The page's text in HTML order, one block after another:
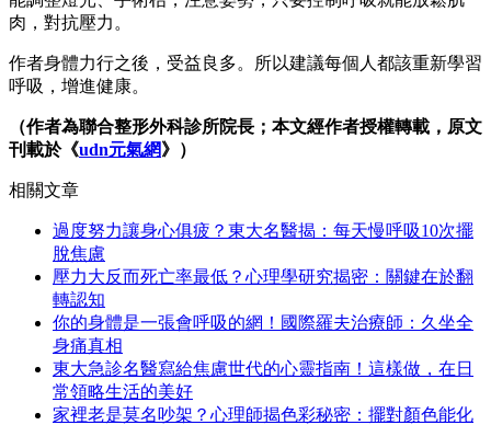
肉，對抗壓力。
作者身體力行之後，受益良多。所以建議每個人都該重新學習
呼吸，增進健康。
（作者為聯合整形外科診所院長；本文經作者授權轉載，原文
刊載於《udn元氣網》 ）
相關文章
過度努力讓身心俱疲？東大名醫揭：每天慢呼吸10次擺
脫焦慮
壓力大反而死亡率最低？心理學研究揭密：關鍵在於翻
轉認知
你的身體是一張會呼吸的網！國際羅夫治療師：久坐全
身痛真相
東大急診名醫寫給焦慮世代的心靈指南！這樣做，在日
常領略生活的美好
家裡老是莫名吵架？心理師揭色彩秘密：擺對顏色能化